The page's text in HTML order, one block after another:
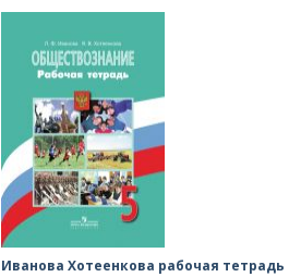
Иванова Хотеенкова рабочая тетрадь